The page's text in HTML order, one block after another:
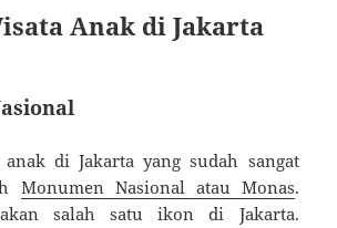
Anak di Jakarta
di Jakarta yang sudah sangat
Monumen Nasional atau Monas.
salah satu ikon di Jakarta.